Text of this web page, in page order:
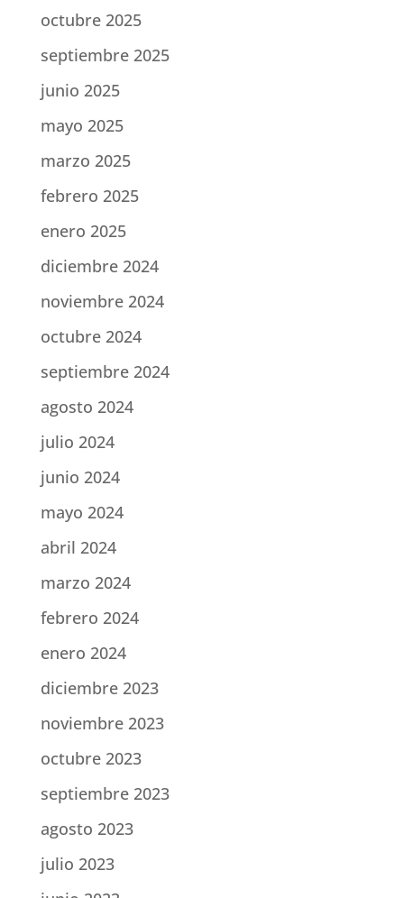
octubre 2025
septiembre 2025
junio 2025
mayo 2025
marzo 2025
febrero 2025
enero 2025
diciembre 2024
noviembre 2024
octubre 2024
septiembre 2024
agosto 2024
julio 2024
junio 2024
mayo 2024
abril 2024
marzo 2024
febrero 2024
enero 2024
diciembre 2023
noviembre 2023
octubre 2023
septiembre 2023
agosto 2023
julio 2023